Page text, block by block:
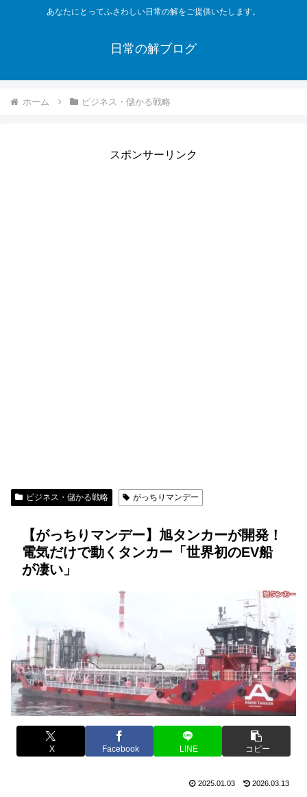
あなたにとってふさわしい日常の解をご提供いたします。
日常の解ブログ
ホーム ビジネス・儲かる戦略
スポンサーリンク
ビジネス・儲かる戦略 がっちりマンデー
【がっちりマンデー】旭タンカーが開発！
電気だけで動くタンカー「世界初のEV船
が凄い」
X Facebook LINE コピー
2025.01.03 2026.03.13